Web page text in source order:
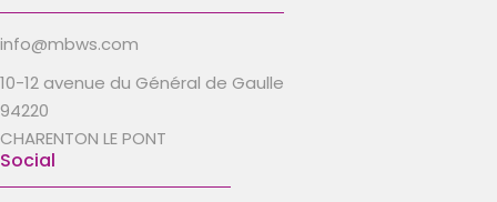
info@mbws.com
10-12 avenue du Général de Gaulle
94220
CHARENTON LE PONT
Social